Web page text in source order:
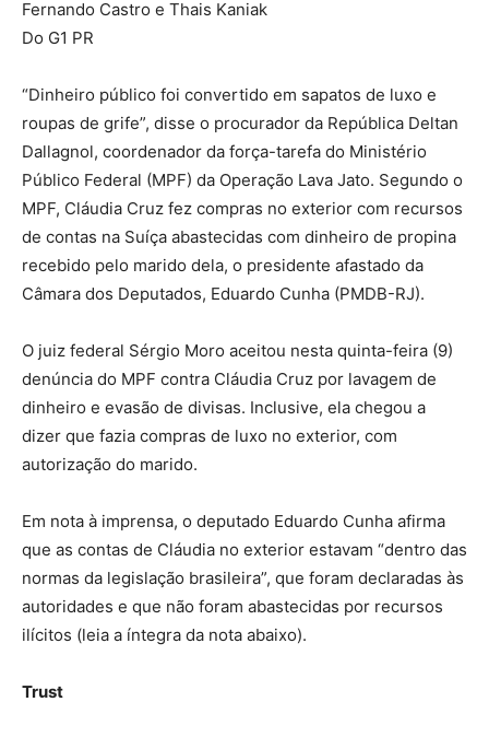
Fernando Castro e Thais Kaniak
Do G1 PR
“Dinheiro público foi convertido em sapatos de luxo e
roupas de grife”, disse o procurador da República Deltan
Dallagnol, coordenador da força-tarefa do Ministério
Público Federal (MPF) da Operação Lava Jato. Segundo o
MPF, Cláudia Cruz fez compras no exterior com recursos
de contas na Suíça abastecidas com dinheiro de propina
recebido pelo marido dela, o presidente afastado da
Câmara dos Deputados, Eduardo Cunha (PMDB-RJ).
O juiz federal Sérgio Moro aceitou nesta quinta-feira (9)
denúncia do MPF contra Cláudia Cruz por lavagem de
dinheiro e evasão de divisas. Inclusive, ela chegou a
dizer que fazia compras de luxo no exterior, com
autorização do marido.
Em nota à imprensa, o deputado Eduardo Cunha afirma
que as contas de Cláudia no exterior estavam “dentro das
normas da legislação brasileira”, que foram declaradas às
autoridades e que não foram abastecidas por recursos
ilícitos (leia a íntegra da nota abaixo).
Trust